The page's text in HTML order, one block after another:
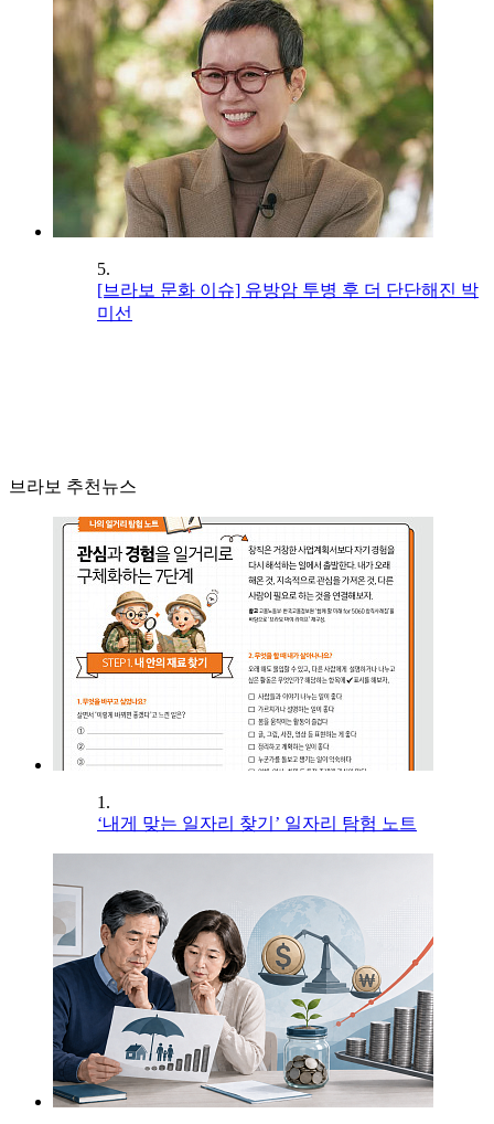
5.
[브라보 문화 이슈] 유방암 투병 후 더 단단해진 박
미선
브라보 추천뉴스
1.
‘내게 맞는 일자리 찾기’ 일자리 탐험 노트